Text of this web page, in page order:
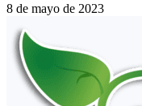
8 de mayo de 2023